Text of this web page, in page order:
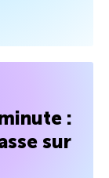
:
sur